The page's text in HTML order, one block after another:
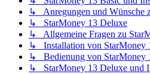
↳ Anregungen und Wünsche
↳ StarMoney 13 Deluxe
↳ Allgemeine Fragen zu
↳ Installation von StarMoney
↳ Bedienung von StarMoney
↳ StarMoney 13 Deluxe und